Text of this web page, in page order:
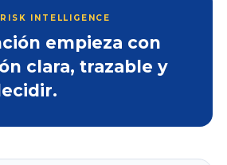
INTELLIGENCE
empieza con
clara, trazable y